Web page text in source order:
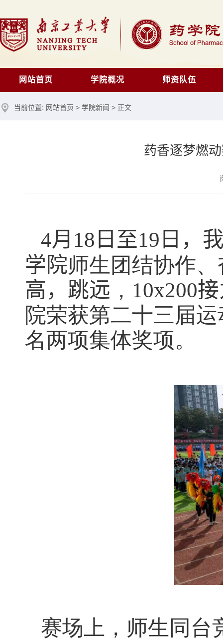
网站首页 学院概况 师资队伍
当前位置: 网站首页 > 学院新闻 > 正文
药香逐梦燃
4月18 日至19 日 ，
学院师生团结协作
高，跳远 ， 10x200
院荣获第二十三届
名两项集体奖项。
赛场上，师生同台